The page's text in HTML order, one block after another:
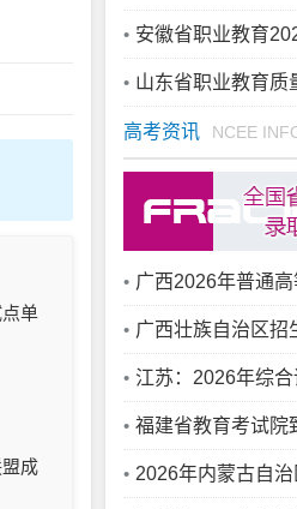
单
成
安徽省职业教育
山东省职业教育质
高考资讯 NCEE
广西2026年普通
生将于5月30日
二次志愿征集
广西壮族自治区招
年高考考生家长的
江苏：2026年综
校）考生志愿确认
福建省教育考试院
考考生的一封信
2026年内蒙古自